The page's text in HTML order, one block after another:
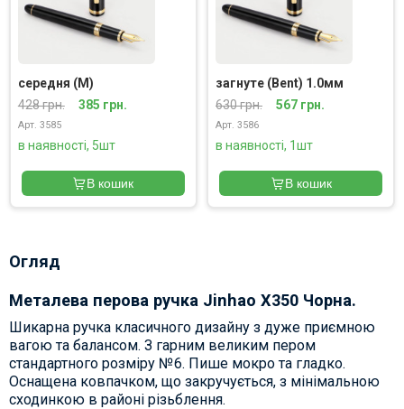
середня (M)
428 грн.
385 грн.
Арт. 3585
в наявності, 5шт
В кошик
загнуте (Bent) 1.0мм
630 грн.
567 грн.
Арт. 3586
в наявності, 1шт
В кошик
Огляд
Металева перова ручка Jinhao X350 Чорна.
Шикарна ручка класичного дизайну з дуже приємною
вагою та балансом. З гарним великим пером
стандартного розміру №6. Пише мокро та гладко.
Оснащена ковпачком, що закручується, з мінімальною
сходинкою в районі різьблення.